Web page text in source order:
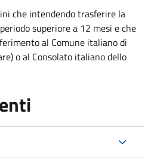
che intendendo trasferire la
superiore a 12 mesi e che
al Comune italiano di
o al Consolato italiano dello